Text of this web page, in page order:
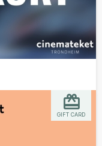
GIFT CARD